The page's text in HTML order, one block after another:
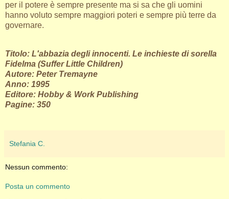
per il potere è sempre presente ma si sa che gli uomini
hanno voluto sempre maggiori poteri e sempre più terre da
governare.
Titolo: L'abbazia degli innocenti. Le inchieste di sorella
Fidelma (Suffer Little Children)
Autore: Peter Tremayne
Anno: 1995
Editore: Hobby & Work Publishing
Pagine: 350
Stefania C.
Nessun commento:
Posta un commento